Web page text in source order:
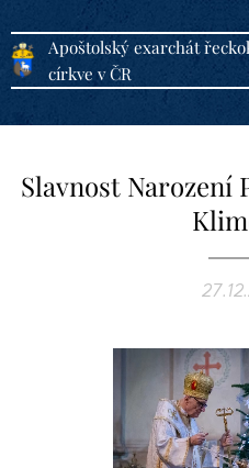
Apoštolský exarchát
církve v ČR
Slavnost Narození